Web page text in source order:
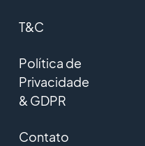
T&C
Política de
Privacidade
& GDPR
Contato